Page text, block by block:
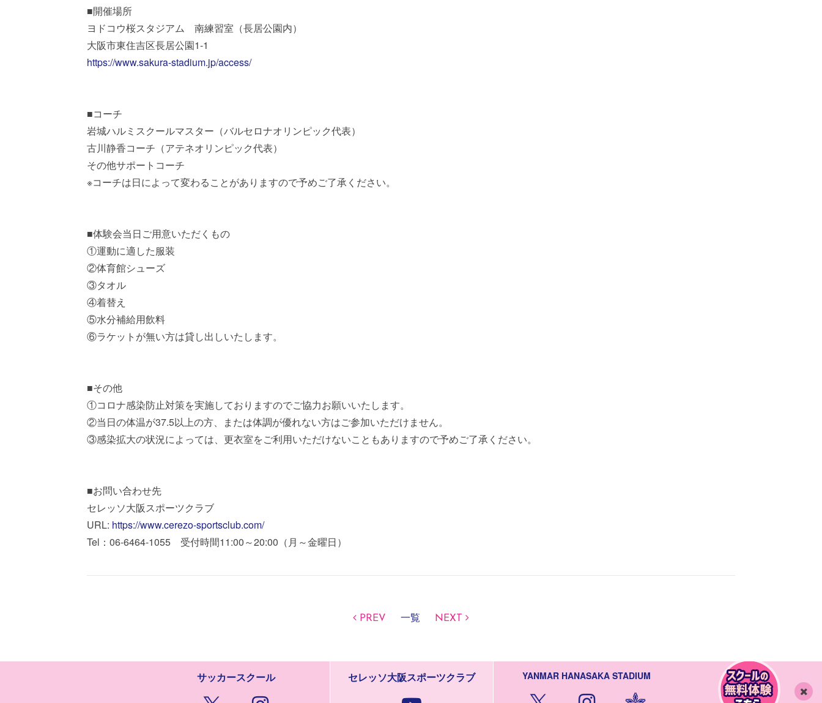
■開催場所
ヨドコウ桜スタジアム 南練習室（長居公園内）
大阪市東住吉区長居公園1-1
https://www.sakura-stadium.jp/access/
■コーチ
岩城ハルミスクールマスター（バルセロナオリンピック代表）
古川静香コーチ（アテネオリンピック代表）
その他サポートコーチ
※コーチは日によって変わることがありますので予めご了承ください。
■体験会当日ご用意いただくもの
①運動に適した服装
②体育館シューズ
③タオル
④着替え
⑤水分補給用飲料
⑥ラケットが無い方は貸し出しいたします。
■その他
①コロナ感染防止対策を実施しておりますのでご協力お願いいたします。
②当日の体温が37.5以上の方、または体調が優れない方はご参加いただけません。
③感染拡大の状況によっては、更衣室をご利用いただけないこともありますので予めご了承ください。
■お問い合わせ先
セレッソ大阪スポーツクラブ
URL: https://www.cerezo-sportsclub.com/
Tel：06-6464-1055 受付時間11:00～20:00（月～金曜日）
PREV 一覧 NEXT
サッカースクール セレッソ大阪スポーツクラブ YANMAR HANASAKA STADIUM